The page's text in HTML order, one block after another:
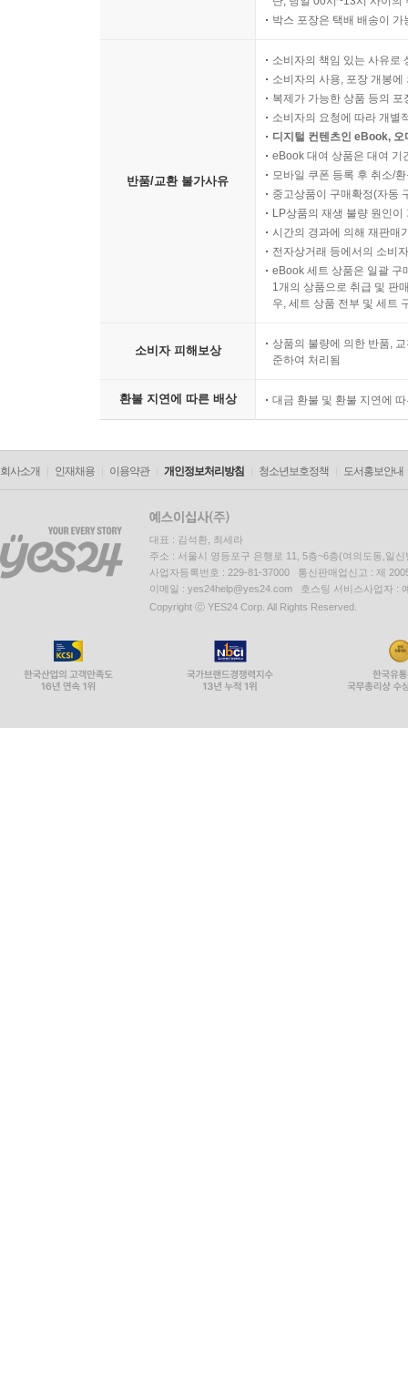
박스 포장은 택배 배송이
반품/교환 불가사유
소비자의 책임 있는 사유로
소비자의 사용, 포장 개봉
복제가 가능한 상품 등의
소비자의 요청에 따라 개별
디지털 컨텐츠인 eBook,
eBook 대여 상품은 대여 기
모바일 쿠폰 등록 후 취소/
중고상품이 구매확정(자동
LP상품의 재생 불량 원인
시간의 경과에 의해 재판매
전자상거래 등에서의 소비
eBook 세트 상품은 일괄 구
1개의 상품으로 취급 및 판
우, 세트 상품 전부 및 세트
소비자 피해보상
상품의 불량에 의한 반품,
준하여 처리됨
환불 지연에 따른 배상 대금 환불 및 환불 지연에
회사소개 인재채용 이용약관 개인정보처리방침 청소년보호정책 도서홍보안내
대표 : 김석환, 최세라
주소 : 서울시 영등포구 은행로 11, 5층~6층(여의도동,일신
사업자등록번호 : 229-81-37000 통신판매업신고 : 제
이메일 : yes24help@yes24.com 호스팅 서비스사업자 :
Copyright ⓒ YES24 Corp. All Rights Reserved.